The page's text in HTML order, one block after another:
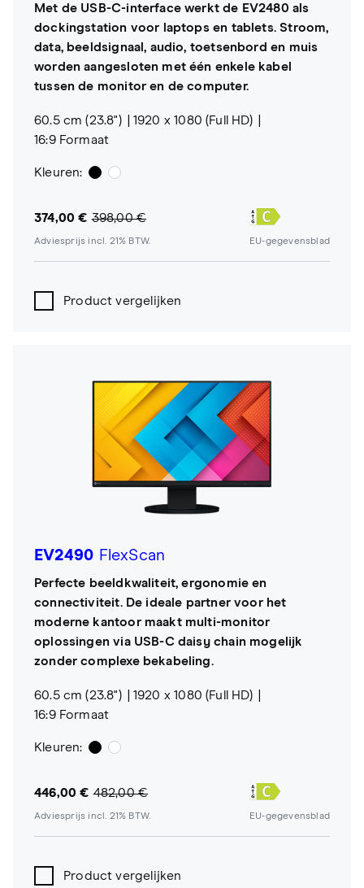
Met de USB-C-interface werkt de EV2480 als
dockingstation voor laptops en tablets. Stroom,
data, beeldsignaal, audio, toetsenbord en muis
worden aangesloten met één enkele kabel
tussen de monitor en de computer.
60.5 cm (23.8")
1920 x 1080 (Full HD)
16:9 Formaat
Kleuren:
374,00 € 398,00 €
Adviesprijs incl. 21% BTW. EU-gegevensblad
Product vergelijken
EV2490 FlexScan
Perfecte beeldkwaliteit, ergonomie en
connectiviteit. De ideale partner voor het
moderne kantoor maakt multi-monitor
oplossingen via USB-C daisy chain mogelijk
zonder complexe bekabeling.
60.5 cm (23.8")
1920 x 1080 (Full HD)
16:9 Formaat
Kleuren:
446,00 € 482,00 €
Adviesprijs incl. 21% BTW. EU-gegevensblad
Product vergelijken